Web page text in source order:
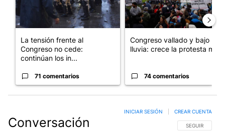
La tensión frente al
Congreso no cede:
continúan los in...
71 comentarios
Congreso vallado y bajo la
lluvia: crece la protesta mi...
74 comentarios
Conversación SIGA ESTA
SEGUIR
INICIAR SESIÓN CREAR CUENTA